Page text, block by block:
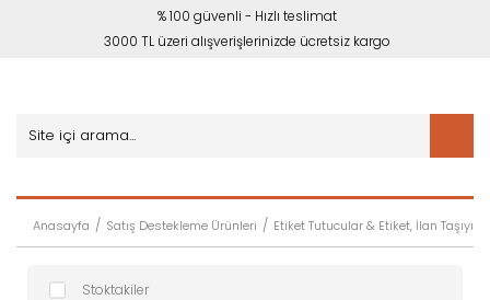
% 100 güvenli - Hızlı teslimat
3000 TL üzeri alışverişlerinizde ücretsiz kargo
Anasayfa Satış Destekleme Ürünleri Etiket Tutucular & Etiket, İlan
Stoktakiler